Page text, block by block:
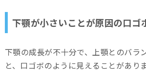
下顎が小さいことが原因の口ゴ
下顎の成長が不十分で、上顎とのバラ
と、口ゴボのように見えることがあり